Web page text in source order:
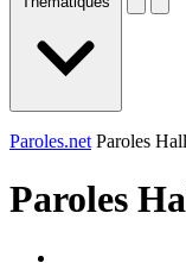
Paroles.net Paroles
Paroles